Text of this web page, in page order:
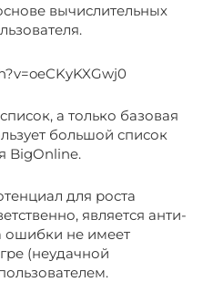
вычислительных
а только базовая
большой список
BigOnline.
для роста
является анти-
ошибки не имеет
(неудачной